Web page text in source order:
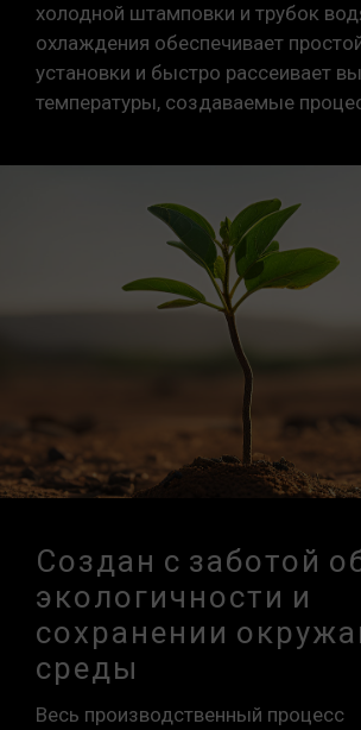
холодной штамповки и трубок
охлаждения обеспечивает
установки и быстро рассеивает
температуры, создаваемые
Создан с заботой
экологичности и
сохранении
среды
Весь производственный процесс